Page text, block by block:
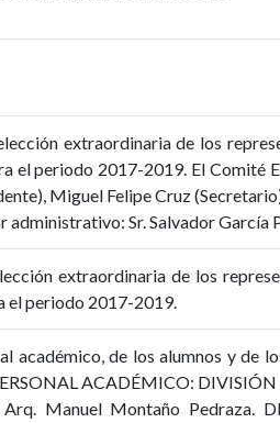
extraordinaria de los
el periodo 2017-2019. El Comité
Miguel Felipe Cruz
Sr. Salvador García
extraordinaria de los
el periodo 2017-2019.
académico, de los alumnos y
ACADÉMICO:
Manuel Montaño Pedraza.